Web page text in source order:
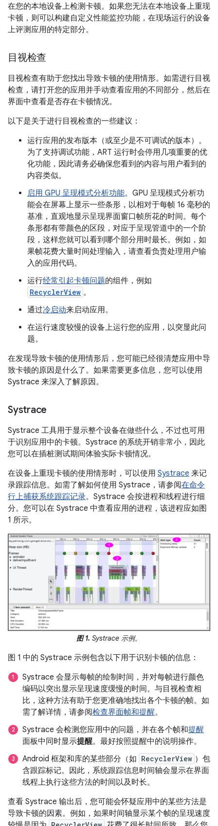
在您的本地设备上检测卡顿。如果您无法在本地设备上重现
卡顿，则可以构建自定义性能监控功能，在现场运行的设备
上评测应用的特定部分。
目视检查
目视检查有助于您找出导致卡顿的使用情形。如需进行目视
检查，请打开您的应用并手动查看应用的不同部分，然后在
界面中查看是否存在卡顿情况。
以下是关于进行目视检查的一些建议：
运行应用的发布版本（或至少是不可调试的版本）。
为了支持调试功能，ART 运行时会停用几项重要的优
化功能，因此请务必确保您看到的内容与用户看到的
内容类似。
启用 GPU 呈现模式分析功能。GPU 呈现模式分析功
能会在屏幕上显示一些条形，以相对于每帧 16 毫秒的
基准，直观地显示呈现界面窗口帧所花的时间。每个
条形都有带颜色的区段，对应于呈现管道中的一个阶
段，这样您就可以看到哪个部分用时最长。例如，如
果帧花费大量时间处理输入，请查看负责处理用户输
入的应用代码。
运行经常引起卡顿问题的组件，例如
RecyclerView 。
通过冷启动来启动应用。
在运行速度较慢的设备上运行您的应用，以突显此问
题。
在发现导致卡顿的使用情形后，您可能已经很清楚应用中导
致卡顿的原因是什么了。如果需要更多信息，您可以使用
Systrace 来深入了解原因。
Systrace
Systrace 工具用于显示整个设备在做些什么，不过也可用
于识别应用中的卡顿。Systrace 的系统开销非常小，因此
您可以在插桩测试期间体验实际卡顿情况。
在设备上重现卡顿的使用情形时，可以使用 Systrace 来记
录跟踪信息。如需了解如何使用 Systrace，请参阅在命令
行上捕获系统跟踪记录。Systrace 会按进程和线程进行细
分。您可以在 Systrace 中查看应用的进程，该进程应如图
1 所示。
图 1. Systrace 示例。
图 1 中的 Systrace 示例包含以下用于识别卡顿的信息：
Systrace 会显示每帧的绘制时间，并对每帧进行颜色
编码以突出显示呈现速度缓慢的时间。与目视检查相
比，这种方法有助于您更准确地找出各个卡顿的帧。如
需了解详情，请参阅检查界面帧和提醒。
Systrace 会检测您应用中的问题，并在各个帧和提醒
面板中同时显示提醒。最好按照提醒中的说明操作。
Android 框架和库的某些部分（如 RecyclerView ）包
含跟踪标记。因此，系统跟踪信息时间轴会显示在界面
线程上执行这些方法的时间以及时长。
查看 Systrace 输出后，您可能会怀疑应用中的某些方法是
导致卡顿的因素。例如，如果时间轴显示某个帧的呈现速度